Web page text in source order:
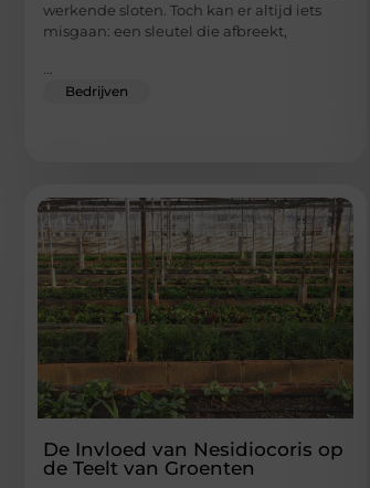
werkende sloten. Toch kan er altijd iets
misgaan: een sleutel die afbreekt,
Bedrijven
De Invloed van Nesidiocoris op
de Teelt van Groenten